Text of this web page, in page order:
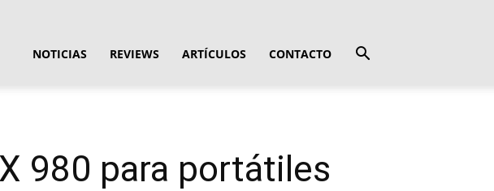
NOTICIAS REVIEWS ARTÍCULOS CONTACTO
980 para portátiles